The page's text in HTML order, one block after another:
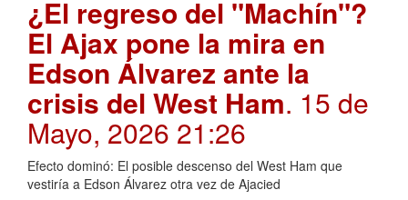
¿El regreso del "Machín"?
El Ajax pone la mira en
Edson Álvarez ante la
crisis del West Ham. 15 de
Mayo, 2026 21:26
Efecto dominó: El posible descenso del West Ham que
vestiría a Edson Álvarez otra vez de Ajacied